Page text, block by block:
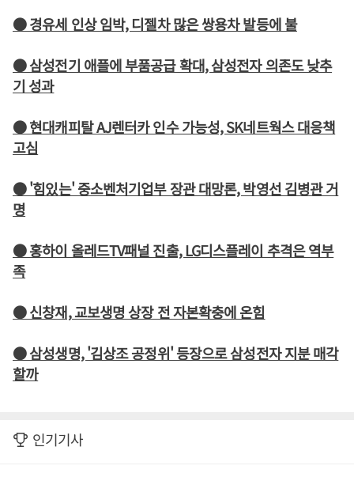
● 경유세 인상 임박, 디젤차 많은 쌍용차 발등에 불
● 삼성전기 애플에 부품공급 확대, 삼성전자 의존도 낮추
기 성과
● 현대캐피탈 AJ렌터카 인수 가능성, SK네트웍스 대응책
고심
● '힘있는' 중소벤처기업부 장관 대망론, 박영선 김병관 거
명
● 홍하이 올레드TV패널 진출, LG디스플레이 추격은 역부
족
● 신창재, 교보생명 상장 전 자본확충에 온힘
● 삼성생명, '김상조 공정위' 등장으로 삼성전자 지분 매각
할까
인기기사